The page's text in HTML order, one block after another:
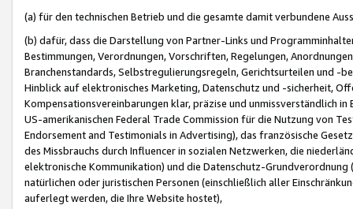
(a) für den technischen Betrieb und die gesamte damit verbundene
(b) dafür, dass die Darstellung von Partner-Links und
Bestimmungen, Verordnungen, Vorschriften, Regelungen,
Branchenstandards, Selbstregulierungsregeln, Gerichtsurteilen und -
Hinblick auf elektronisches Marketing, Datenschutz und -sicherheit,
Kompensationsvereinbarungen klar, präzise und unmissverständlich
US-amerikanischen Federal Trade Commission für die Nutzung von
Endorsement and Testimonials in Advertising), das französische
des Missbrauchs durch Influencer in sozialen Netzwerken, die
elektronische Kommunikation) und die Datenschutz-
natürlichen oder juristischen Personen (einschließlich aller
auferlegt werden, die Ihre Website hostet),